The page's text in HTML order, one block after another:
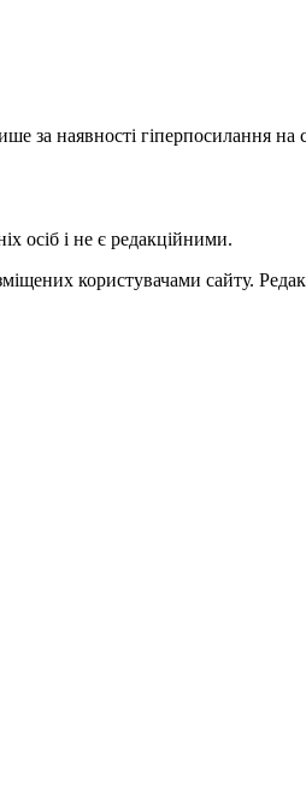
за наявності гіперпосилання на
осіб і не є редакційними.
користувачами сайту.